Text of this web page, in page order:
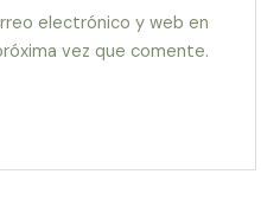
electrónico y web en
vez que comente.